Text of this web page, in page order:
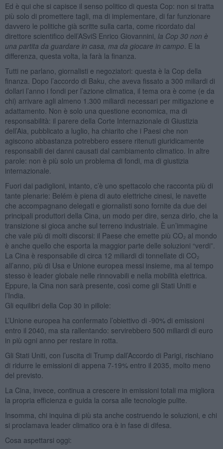
Ed è qui che si capisce il senso politico di questa Cop: non si tratta
più solo di promettere tagli, ma di implementare, di far funzionare
davvero le politiche già scritte sulla carta, come ricordato dal
direttore scientifico dell’ASviS Enrico Giovannini, la Cop 30 non è
una partita da guardare in casa, ma da giocare in campo . E la
differenza, questa volta, la farà la finanza.
Tutti ne parlano, giornalisti e negoziatori: questa è la Cop della
finanza. Dopo l’accordo di Baku, che aveva fissato a 300 miliardi di
dollari l’anno i fondi per l’azione climatica, il tema ora è come (e da
chi) arrivare agli almeno 1.300 miliardi necessari per mitigazione e
adattamento. Non è solo una questione economica, ma di
responsabilità: il parere della Corte Internazionale di Giustizia
dell’Aia, pubblicato a luglio, ha chiarito che i Paesi che non
agiscono abbastanza potrebbero essere ritenuti giuridicamente
responsabili dei danni causati dal cambiamento climatico. In altre
parole: non è più solo un problema di fondi, ma di giustizia
internazionale.
Fuori dai padiglioni, intanto, c’è uno spettacolo che racconta più di
tante plenarie: Belém è piena di auto elettriche cinesi, le navette
che accompagnano delegati e giornalisti sono fornite da due dei
principali produttori della Cina, un modo per dire, senza dirlo, che la
transizione si gioca anche sul terreno industriale. È un’immagine
che vale più di molti discorsi: il Paese che emette più CO₂ al mondo
è anche quello che esporta la maggior parte delle soluzioni “verdi”.
La Cina è responsabile di circa 12 miliardi di tonnellate di CO₂
all’anno, più di Usa e Unione europea messi insieme, ma al tempo
stesso è leader globale nelle rinnovabili e nella mobilità elettrica.
Eppure, la Cina non sarà presente, così come gli Stati Uniti e
l’India.
Gli equilibri della Cop 30 in pillole:
L’Unione europea ha confermato l’obiettivo di -90% di emissioni
entro il 2040, ma sta rallentando: servirebbero 500 miliardi di euro
in più ogni anno per restare in rotta.
Gli Stati Uniti, con l’uscita di Trump dall’Accordo di Parigi, rischiano
di ridurre le emissioni di appena 7-19% entro il 2035, molto meno
del previsto.
La Cina, invece, continua a crescere in emissioni totali ma migliora
la propria efficienza e guida la corsa alle tecnologie pulite.
Insomma, chi inquina di più sta anche costruendo le soluzioni, e chi
si proclamava leader climatico ora è in fase di difesa.
Cosa aspettarsi oggi: